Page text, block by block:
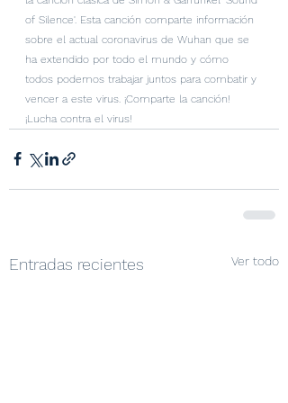
of Silence'. Esta canción comparte información
sobre el actual coronavirus de Wuhan que se
ha extendido por todo el mundo y cómo
todos podemos trabajar juntos para combatir y
vencer a este virus. ¡Comparte la canción!
¡Lucha contra el virus!
Entradas recientes Ver todo